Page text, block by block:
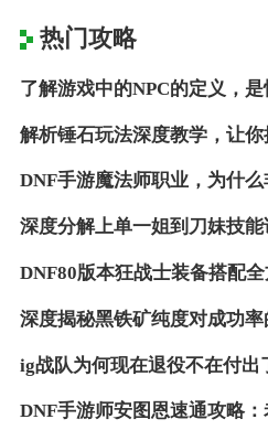
热门攻略
深度分解上单一姐到刀妹技
DNF80版本狂战士装备搭配
深度揭秘黑铁矿纯度对成功
DNF手游师安图恩速通攻略